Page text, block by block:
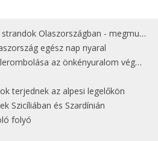
Olaszországban - megmutatjuk a 15 legjobbat
egész nap nyaral
az önkényuralom végét jelentette
terjednek az alpesi legelőkön
Szicíliában és Szardínián
folyó